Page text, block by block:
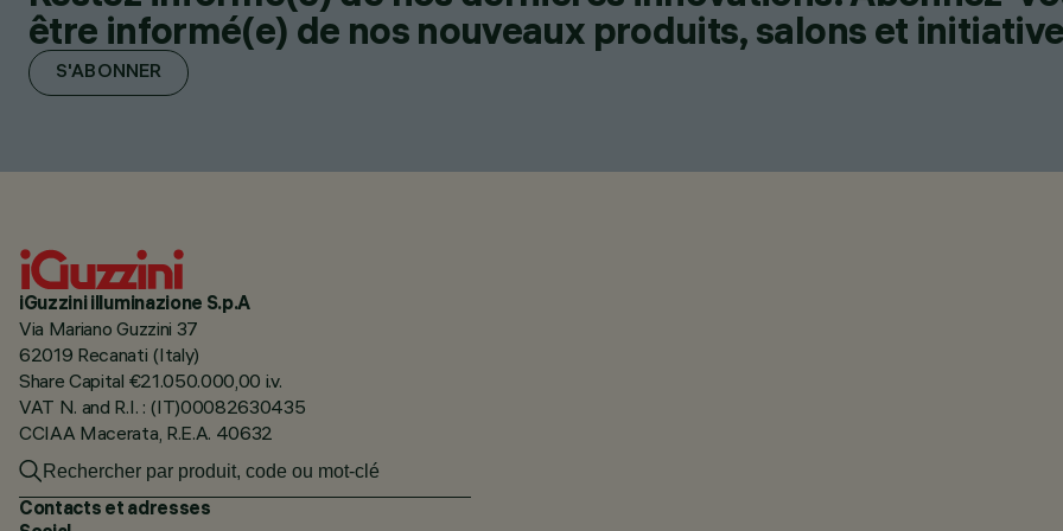
être informé(e) de nos nouveaux produits, salons et
S'ABONNER
iGuzzini illuminazione S.p.A
Via Mariano Guzzini 37
62019 Recanati (Italy)
Share Capital €21.050.000,00 i.v.
VAT N. and R.I. : (IT)00082630435
CCIAA Macerata, R.E.A. 40632
Contacts et adresses